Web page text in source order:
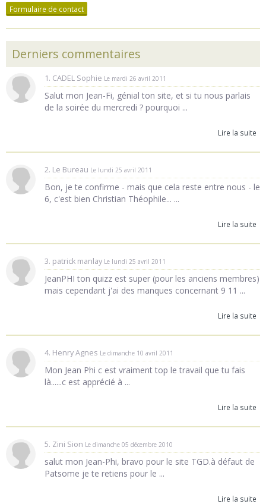
Formulaire de contact
Derniers commentaires
1. CADEL Sophie Le mardi 26 avril 2011
Salut mon Jean-Fi, génial ton site, et si tu nous parlais
de la soirée du mercredi ? pourquoi ...
Lire la suite
2. Le Bureau Le lundi 25 avril 2011
Bon, je te confirme - mais que cela reste entre nous - le
6, c'est bien Christian Théophile... ...
Lire la suite
3. patrick manlay Le lundi 25 avril 2011
JeanPHI ton quizz est super (pour les anciens membres)
mais cependant j'ai des manques concernant 9 11 ...
Lire la suite
4. Henry Agnes Le dimanche 10 avril 2011
Mon Jean Phi c est vraiment top le travail que tu fais
là......c est apprécié à ...
Lire la suite
5. Zini Sion Le dimanche 05 décembre 2010
salut mon Jean-Phi, bravo pour le site TGD.à défaut de
Patsome je te retiens pour le ...
Lire la suite